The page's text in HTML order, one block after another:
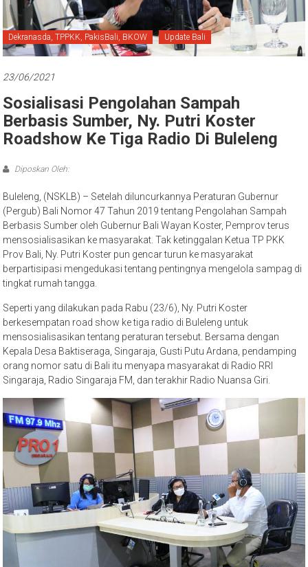
Bali
Dekranasda, TPPKK, PakisBali, BKOW Update Bali
23/06/2021
Sosialisasi Pengolahan Sampah
Berbasis Sumber, Ny. Putri Koster
Roadshow Ke Tiga Radio Di Buleleng
Diposkan Oleh:
Buleleng, (NSKLB) – Setelah diluncurkannya Peraturan Gubernur
(Pergub) Bali Nomor 47 Tahun 2019 tentang Pengolahan Sampah
Berbasis Sumber oleh Gubernur Bali Wayan Koster, Pemprov terus
mensosialisasikan ke masyarakat. Tak ketinggalan Ketua TP PKK
Prov Bali, Ny. Putri Koster pun gencar turun ke masyarakat
berpartisipasi mengedukasi tentang pentingnya mengelola sampag di
tingkat rumah tangga.
Seperti yang dilakukan pada Rabu (23/6), Ny. Putri Koster
berkesempatan road show ke tiga radio di Buleleng untuk
mensosialisasikan tentang peraturan tersebut. Bersama dengan
Kepala Desa Baktiseraga, Singaraja, Gusti Putu Ardana, pendamping
orang nomor satu di Bali itu menyapa masyarakat di Radio RRI
Singaraja, Radio Singaraja FM, dan terakhir Radio Nuansa Giri.